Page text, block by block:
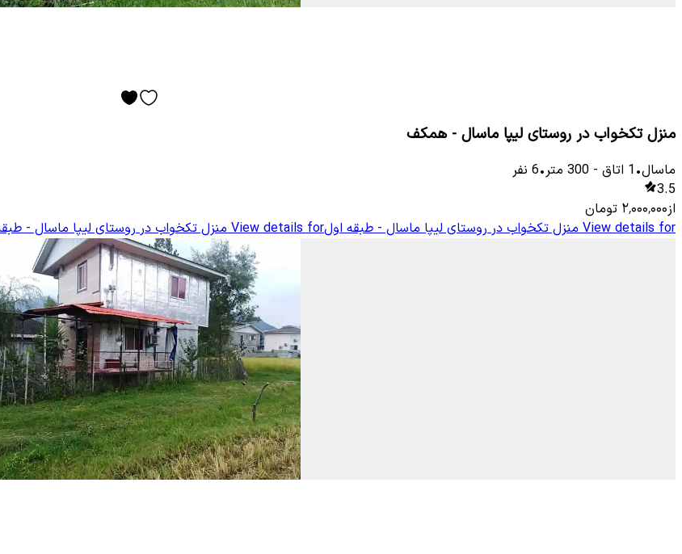
منزل تکخواب در روستای لیپا ماسال - همکف
ماسال•
1 اتاق -
300 متر•
6 نفر
3.5
از۲٬۰۰۰٬۰۰۰ تومان
View details for منزل تکخواب در روستای لیپا ماسال - طبقه اولView details for منزل تکخواب در روستای لیپا ماسال -